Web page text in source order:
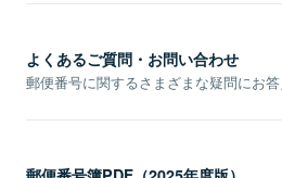
よくあるご質問・お問い合わせ
郵便番号に関するさまざまな疑問にお答